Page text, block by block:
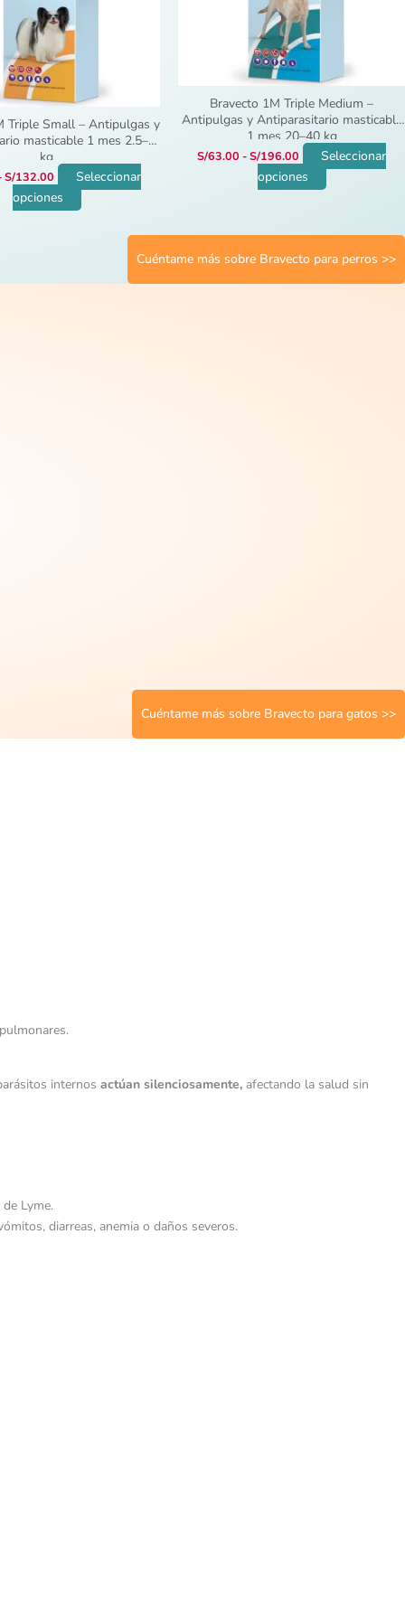
Triple Small – Antipulgas y
masticable 1 mes 2.5–5
kg
S/132.00
Seleccionar
opciones
la
página
de
producto
Bravecto 1M Triple Medium –
Antipulgas y Antiparasitario masticable
1 mes 20–40 kg
S/63.00 -S/196.00
Seleccionar
opciones
en
la
página
de
producto
Cuéntame más sobre Bravecto para perros >>
Cuéntame más sobre Bravecto para gatos >>
internos actúan silenciosamente, afectando la salud sin
Lyme.
diarreas, anemia o daños severos.